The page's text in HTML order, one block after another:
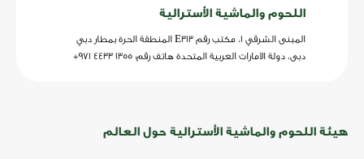
اللحوم والماشية الأسترالية
المبنى الشرقي 1، مكتب رقم E313 المنطقة الحرة بمطار دبي
دبى، دولة الامارات العربية المتحدة هاتف رقم: 1355 4433 971+
هيئة اللحوم والماشية الأسترالية حول العالم